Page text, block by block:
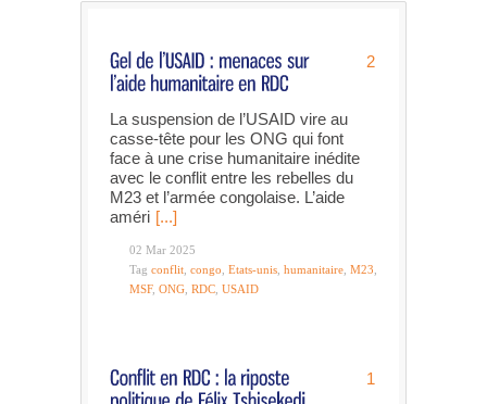
2
La suspension de l’USAID vire au
casse-tête pour les ONG qui font
face à une crise humanitaire inédite
avec le conflit entre les rebelles du
M23 et l’armée congolaise. L’aide
améri [...]
02 Mar 2025
Tag conflit congo Etats-unis humanitaire M23
MSF, ONG RDC USAID
1